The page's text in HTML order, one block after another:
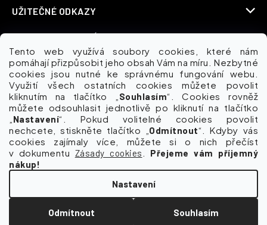
Tento web využívá soubory cookies, které nám
pomáhají přizpůsobit jeho obsah Vám na míru. Nezbytné
cookies jsou nutné ke správnému fungování webu.
Využití všech ostatních cookies můžete povolit
kliknutím na tlačítko „
Souhlasím“. Cookies rovněž
můžete odsouhlasit jednotlivě po kliknutí na tlačítko
Nastavení“. Pokud volitelné cookies povolit
nechcete, stiskněte tlačítko „ Odmítnout“. Kdyby vás
cookies zajímaly více, můžete si o nich přečíst
v dokumentu Zásady cookies
Přejeme vám příjemný
nákup!
Nastavení
Odmítnout Souhlasím
UŽITEČNÉ ODKAZY
INFORMACE PRO VÁS
KDE NÁS NAJDETE
Možnosti dopravy